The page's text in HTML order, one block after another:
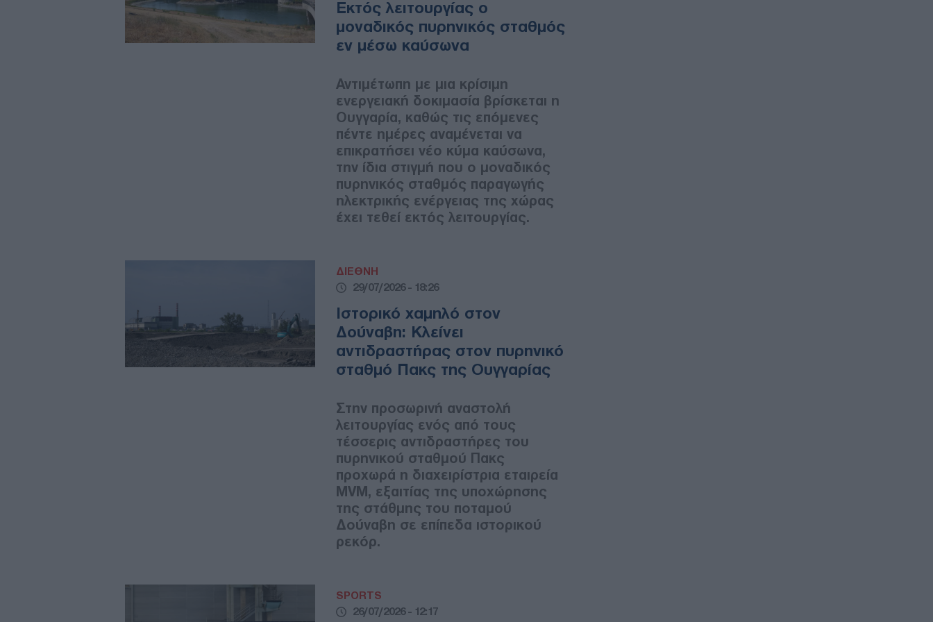
Εκτός λειτουργίας ο
μοναδικός πυρηνικός σταθμός
εν μέσω καύσωνα
Αντιμέτωπη με μια κρίσιμη
ενεργειακή δοκιμασία βρίσκεται η
Ουγγαρία, καθώς τις επόμενες
πέντε ημέρες αναμένεται να
επικρατήσει νέο κύμα καύσωνα,
την ίδια στιγμή που ο μοναδικός
πυρηνικός σταθμός παραγωγής
ηλεκτρικής ενέργειας της χώρας
έχει τεθεί εκτός λειτουργίας.
ΔΙΕΘΝΗ
29/07/2026 - 18:26
Ιστορικό χαμηλό στον
Δούναβη: Κλείνει
αντιδραστήρας στον πυρηνικό
σταθμό Πακς της Ουγγαρίας
Στην προσωρινή αναστολή
λειτουργίας ενός από τους
τέσσερις αντιδραστήρες του
πυρηνικού σταθμού Πακς
προχωρά η διαχειρίστρια εταιρεία
MVM, εξαιτίας της υποχώρησης
της στάθμης του ποταμού
Δούναβη σε επίπεδα ιστορικού
ρεκόρ.
SPORTS
26/07/2026 - 12:17